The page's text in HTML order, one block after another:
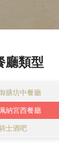
廳類型
膳坊中餐廳
納宮西餐廳
士酒吧